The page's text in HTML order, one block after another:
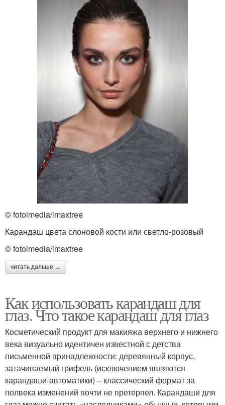
© fotoimedia/imaxtree
Карандаш цвета слоновой кости или светло-розовый
© fotoimedia/imaxtree
читать дальше →
Как использовать карандаш для
глаз. Что такое карандаш для глаз
Косметический продукт для макияжа верхнего и нижнего
века визуально идентичен известной с детства
письменной принадлежности: деревянный корпус,
затачиваемый грифель (исключением являются
карандаши-автоматики) – классический формат за
полвека изменений почти не претерпел. Карандаши для